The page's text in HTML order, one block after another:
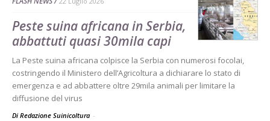
Peste suina africana in Serbia,
abbattuti quasi 30mila capi
La Peste suina africana colpisce la Serbia con numerosi focolai,
costringendo il Ministero dell’Agricoltura a dichiarare lo stato di
emergenza e ad abbattere oltre 29mila animali per limitare la
diffusione del virus
Di Redazione Suinicoltura -